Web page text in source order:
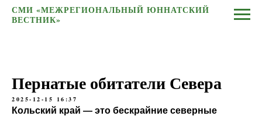
СМИ «МЕЖРЕГИОНАЛЬНЫЙ ЮННАТСКИЙ
ВЕСТНИК»
Пернатые обитатели Севера
2025-12-15 16:37
Кольский край — это бескрайние северные